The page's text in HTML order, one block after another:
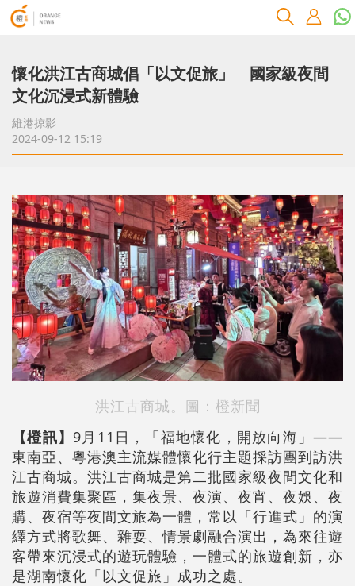
懷化洪江古商城倡「以文促旅」 國家級夜間
文化沉浸式新體驗
維港掠影
2024-09-12 15:19
洪江古商城。圖：橙新聞
【橙訊】 9月11日，「福地懷化，開放向海」——
東南亞、粵港澳主流媒體懷化行主題採訪團到訪洪
江古商城。洪江古商城是第二批國家級夜間文化和
旅遊消費集聚區，集夜景、夜演、夜宵、夜娛、夜
購、夜宿等夜間文旅為一體，常以「行進式」的演
繹方式將歌舞、雜耍、情景劇融合演出，為來往遊
客帶來沉浸式的遊玩體驗，一體式的旅遊創新，亦
是湖南懷化「以文促旅」成功之處。